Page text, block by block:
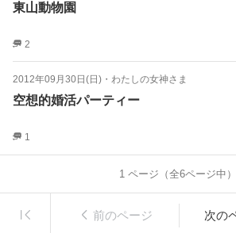
東山動物園
2
2012年09月30日(日) ・ わたしの女神さま
空想的婚活パーティー
1
1 ページ（全6ページ中）
前のページ 次の